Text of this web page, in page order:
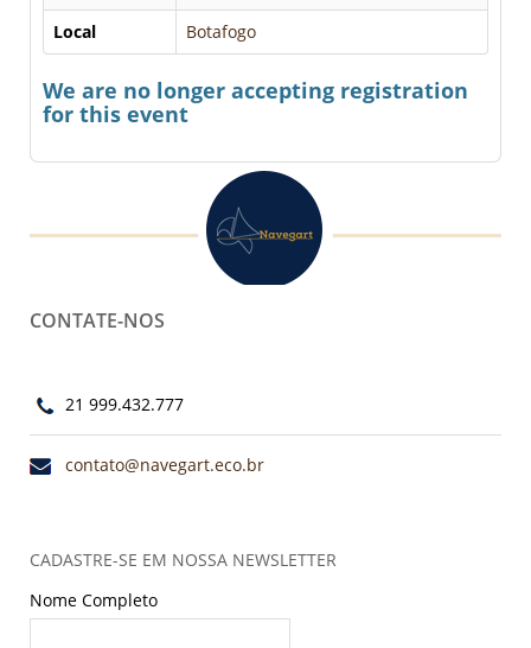
Local Botafogo
We are no longer accepting registration
for this event
CONTATE-NOS
21 999.432.777
contato@navegart.eco.br
CADASTRE-SE EM NOSSA NEWSLETTER
Nome Completo